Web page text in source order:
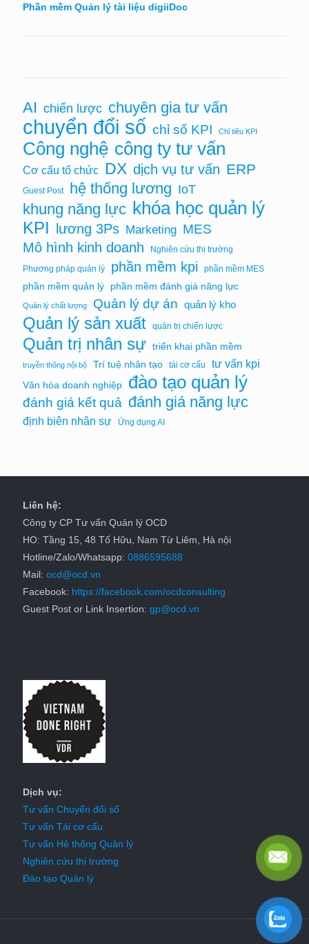
Phần mềm Quản lý tài liệu digiiDoc
AI chiến lược chuyên gia tư vấn
chuyển đổi số chỉ số KPI Chỉ tiêu KPI
Công nghệ công ty tư vấn
Cơ cấu tổ chức DX dịch vụ tư vấn ERP
Guest Post hệ thống lương IoT
khung năng lực khóa học quản lý
KPI lương 3Ps Marketing MES
Mô hình kinh doanh
Nghiên cứu thị trường
Phương pháp quản lý
phần mềm kpi phần mềm MES
phần mềm quản lý phần mềm đánh giá năng lực
Quản lý chất lượng Quản lý dự án quản lý kho
Quản lý sản xuất quản trị chiến lược
Quản trị nhân sự triển khai phần mềm
truyền thông nội bộ Trí tuệ nhân tạo tái cơ cấu tư vấn kpi
Văn hóa doanh nghiệp đào tạo quản lý
đánh giá kết quả đánh giá năng lực
định biên nhân sự Ứng dụng AI
Liên hệ:
Công ty CP Tư vấn Quản lý OCD
HO: Tầng 15, 48 Tố Hữu, Nam Từ Liêm, Hà nội
Hotline/Zalo/Whatsapp: 0886595688
Mail: ocd@ocd.vn
Facebook: https://facebook.com/ocdconsulting
Guest Post or Link Insertion: gp@ocd.vn
Dịch vụ:
Tư vấn Chuyển đổi số
Tư vấn Tái cơ cấu
Tư vấn Hệ thống Quản lý
Nghiên cứu thị trường
Đào tạo Quản lý